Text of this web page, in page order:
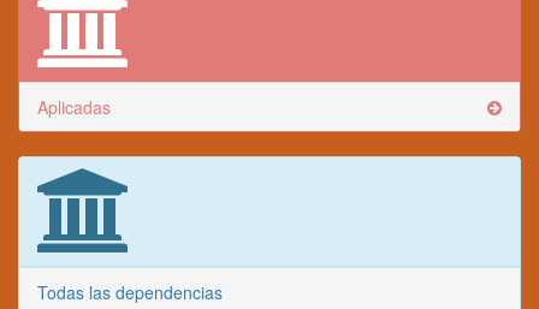
Aplicadas
Todas las dependencias